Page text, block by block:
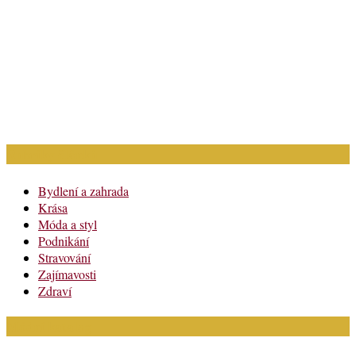
Bydlení a zahrada
Krása
Móda a styl
Podnikání
Stravování
Zajímavosti
Zdraví